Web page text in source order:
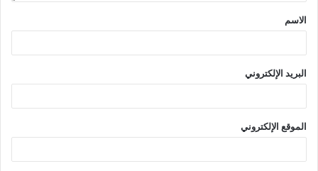
الاسم
البريد الإلكتروني
الموقع الإلكتروني